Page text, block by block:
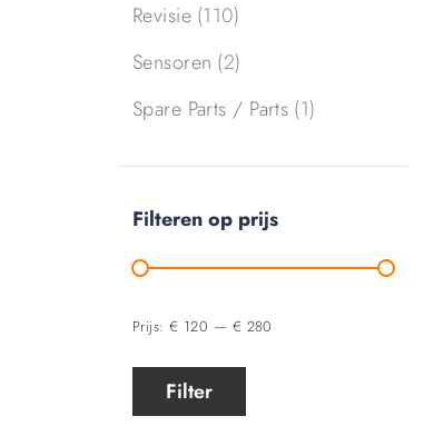
Revisie (110)
Sensoren (2)
Spare Parts / Parts (1)
Filteren op prijs
Filter
Prijs: € 120 — € 280